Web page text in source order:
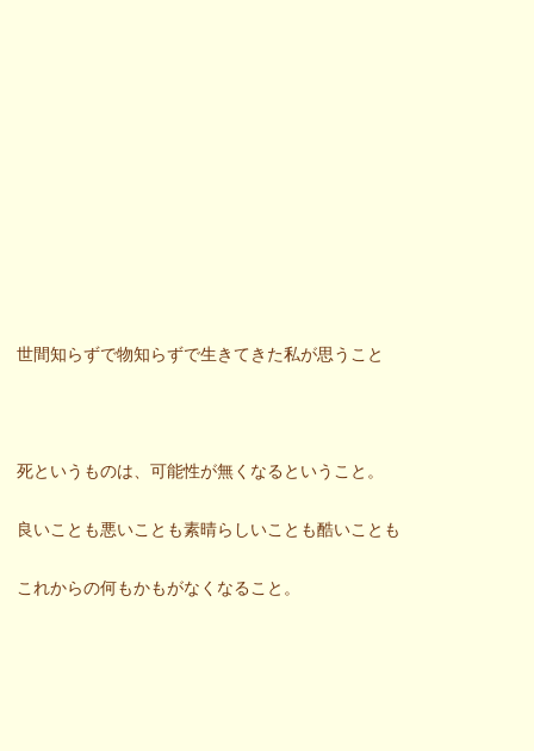
世間知らずで物知らずで生きてきた私が思うこと
死というものは、可能性が無くなるということ。
良いことも悪いことも素晴らしいことも酷いことも
これからの何もかもがなくなること。